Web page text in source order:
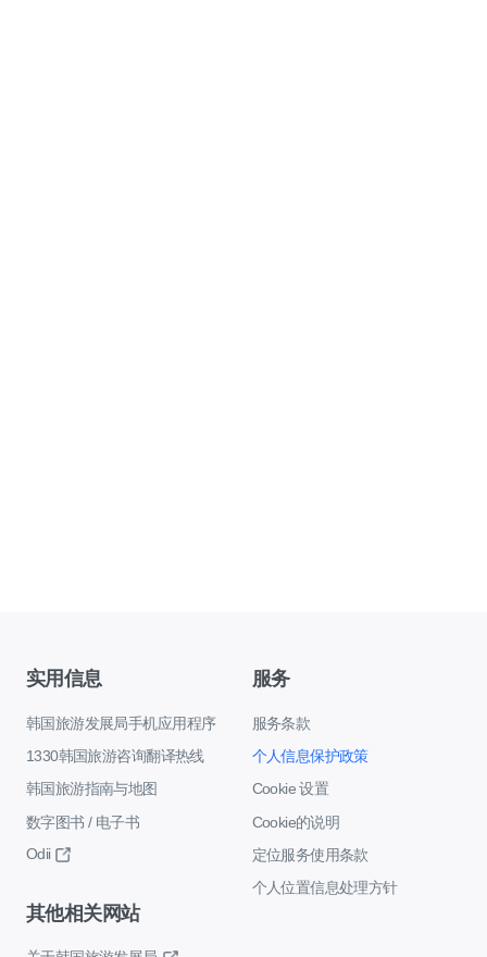
实用信息
韩国旅游发展局手机应用程序
1330韩国旅游咨询翻译热线
韩国旅游指南与地图
数字图书 / 电子书
Odii
服务
服务条款
个人信息保护政策
Cookie 设置
Cookie的说明
定位服务使用条款
个人位置信息处理方针
其他相关网站